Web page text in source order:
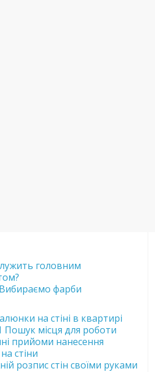
головним
Вибираємо фарби
на стіні в квартирі
Пошук місця для роботи
прийоми нанесення
стіни
розпис стін своїми руками